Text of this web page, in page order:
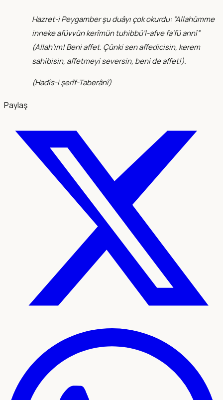
Hazret-i Peygamber şu duâyı çok okurdu: “Allahümme
inneke afüvvün kerîmün tuhibbü’l-afve fa‘fü annî”
(Allah’ım! Beni affet. Çünki sen affedicisin, kerem
sahibisin, affetmeyi seversin, beni de affet!).
(Hadîs-i şerîf-Taberânî)
Paylaş